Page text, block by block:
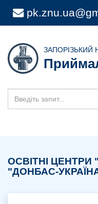
вул.
1ЗАПОРІЗЬКИЙ
ОСВІТНІ ЦЕНТРИ
"ДОНБАС-